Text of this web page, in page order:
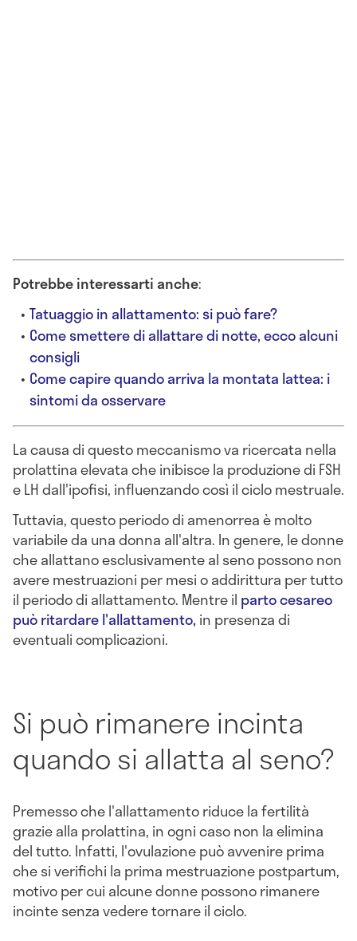
Potrebbe interessarti anche:
Tatuaggio in allattamento: si può fare?
Come smettere di allattare di notte, ecco alcuni
consigli
Come capire quando arriva la montata lattea: i
sintomi da osservare
La causa di questo meccanismo va ricercata nella
prolattina elevata che inibisce la produzione di FSH
e LH dall'ipofisi, influenzando così il ciclo mestruale.
Tuttavia, questo periodo di amenorrea è molto
variabile da una donna all'altra. In genere, le donne
che allattano esclusivamente al seno possono non
avere mestruazioni per mesi o addirittura per tutto
il periodo di allattamento. Mentre il parto cesareo
può ritardare l'allattamento, in presenza di
eventuali complicazioni.
Si può rimanere incinta
quando si allatta al seno?
Premesso che l'allattamento riduce la fertilità
grazie alla prolattina, in ogni caso non la elimina
del tutto. Infatti, l'ovulazione può avvenire prima
che si verifichi la prima mestruazione postpartum,
motivo per cui alcune donne possono rimanere
incinte senza vedere tornare il ciclo.